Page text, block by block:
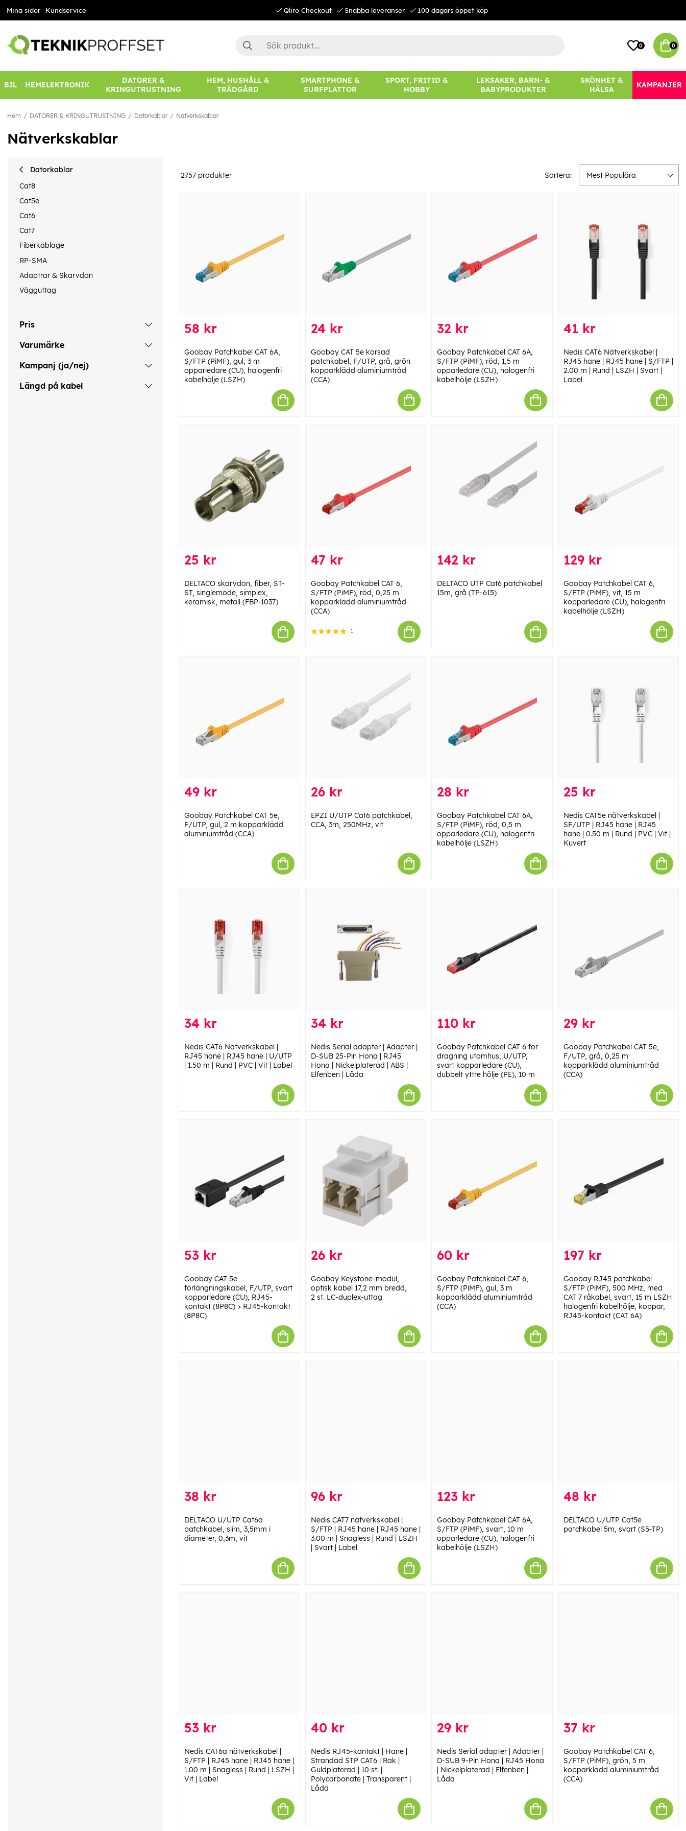
Mina sidor Kundservice Qliro Checkout Snabba leveranser 100 dagars öppet köp
0 0
BIL HEMELEKTRONIK
DATORER &
KRINGUTRUSTNING
HEM, HUSHÅLL &
TRÄDGÅRD
SMARTPHONE &
SURFPLATTOR
SPORT, FRITID &
HOBBY
LEKSAKER, BARN- &
BABYPRODUKTER
SKÖNHET &
HÄLSA
KAMPANJER
Hem DATORER & KRINGUTRUSTNING Datorkablar Nätverkskablar
Nätverkskablar
Datorkablar
Cat8
Cat5e
Cat6
Cat7
Fiberkablage
RP-SMA
Adaptrar & Skarvdon
Vägguttag
Pris
Varumärke
Kampanj (ja/nej)
Längd på kabel
2757 produkter Sortera: Mest Populära
58 kr
Goobay Patchkabel CAT 6A,
S/FTP (PiMF), gul, 3 m
opparledare (CU), halogenfri
kabelhölje (LSZH)
24 kr
Goobay CAT 5e korsad
patchkabel, F/UTP, grå, grön
kopparklädd aluminiumtråd
(CCA)
32 kr
Goobay Patchkabel CAT 6A,
S/FTP (PiMF), röd, 1,5 m
opparledare (CU), halogenfri
kabelhölje (LSZH)
41 kr
Nedis CAT6 Nätverkskabel |
RJ45 hane | RJ45 hane | S/FTP |
2.00 m | Rund | LSZH | Svart |
Label
25 kr
DELTACO skarvdon, fiber, ST-
ST, singlemode, simplex,
keramisk, metall (FBP-1037)
47 kr
Goobay Patchkabel CAT 6,
S/FTP (PiMF), röd, 0,25 m
kopparklädd aluminiumtråd
(CCA)
1
142 kr
DELTACO UTP Cat6 patchkabel
15m, grå (TP-615)
129 kr
Goobay Patchkabel CAT 6,
S/FTP (PiMF), vit, 15 m
kopparledare (CU), halogenfri
kabelhölje (LSZH)
49 kr
Goobay Patchkabel CAT 5e,
F/UTP, gul, 2 m kopparklädd
aluminiumtråd (CCA)
26 kr
EPZI U/UTP Cat6 patchkabel,
CCA, 3m, 250MHz, vit
28 kr
Goobay Patchkabel CAT 6A,
S/FTP (PiMF), röd, 0,5 m
opparledare (CU), halogenfri
kabelhölje (LSZH)
25 kr
Nedis CAT5e nätverkskabel |
SF/UTP | RJ45 hane | RJ45
hane | 0.50 m | Rund | PVC | Vit |
Kuvert
34 kr
Nedis CAT6 Nätverkskabel |
RJ45 hane | RJ45 hane | U/UTP
| 1.50 m | Rund | PVC | Vit | Label
34 kr
Nedis Serial adapter | Adapter |
D-SUB 25-Pin Hona | RJ45
Hona | Nickelplaterad | ABS |
Elfenben | Låda
110 kr
Goobay Patchkabel CAT 6 för
dragning utomhus, U/UTP,
svart kopparledare (CU),
dubbelt yttre hölje (PE), 10 m
29 kr
Goobay Patchkabel CAT 5e,
F/UTP, grå, 0,25 m
kopparklädd aluminiumtråd
(CCA)
53 kr
Goobay CAT 5e
förlängningskabel, F/UTP, svart
kopparledare (CU), RJ45-
kontakt (8P8C) > RJ45-kontakt
(8P8C)
26 kr
Goobay Keystone-modul,
optisk kabel 17,2 mm bredd,
2 st. LC-duplex-uttag
60 kr
Goobay Patchkabel CAT 6,
S/FTP (PiMF), gul, 3 m
kopparklädd aluminiumtråd
(CCA)
197 kr
Goobay RJ45 patchkabel
S/FTP (PiMF), 500 MHz, med
CAT 7 råkabel, svart, 15 m LSZH
halogenfri kabelhölje, koppar,
RJ45-kontakt (CAT 6A)
38 kr
DELTACO U/UTP Cat6a
patchkabel, slim, 3,5mm i
diameter, 0,3m, vit
96 kr
Nedis CAT7 nätverkskabel |
S/FTP | RJ45 hane | RJ45 hane |
3.00 m | Snagless | Rund | LSZH
| Svart | Label
123 kr
Goobay Patchkabel CAT 6A,
S/FTP (PiMF), svart, 10 m
opparledare (CU), halogenfri
kabelhölje (LSZH)
48 kr
DELTACO U/UTP Cat5e
patchkabel 5m, svart (S5-TP)
53 kr
Nedis CAT6a nätverkskabel |
S/FTP | RJ45 hane | RJ45 hane |
1.00 m | Snagless | Rund | LSZH |
Vit | Label
40 kr
Nedis RJ45-kontakt | Hane |
Strandad STP CAT6 | Rak |
Guldplaterad | 10 st. |
Polycarbonate | Transparent |
Låda
29 kr
Nedis Serial adapter | Adapter |
D-SUB 9-Pin Hona | RJ45 Hona
| Nickelplaterad | Elfenben |
Låda
37 kr
Goobay Patchkabel CAT 6,
S/FTP (PiMF), grön, 5 m
kopparklädd aluminiumtråd
(CCA)